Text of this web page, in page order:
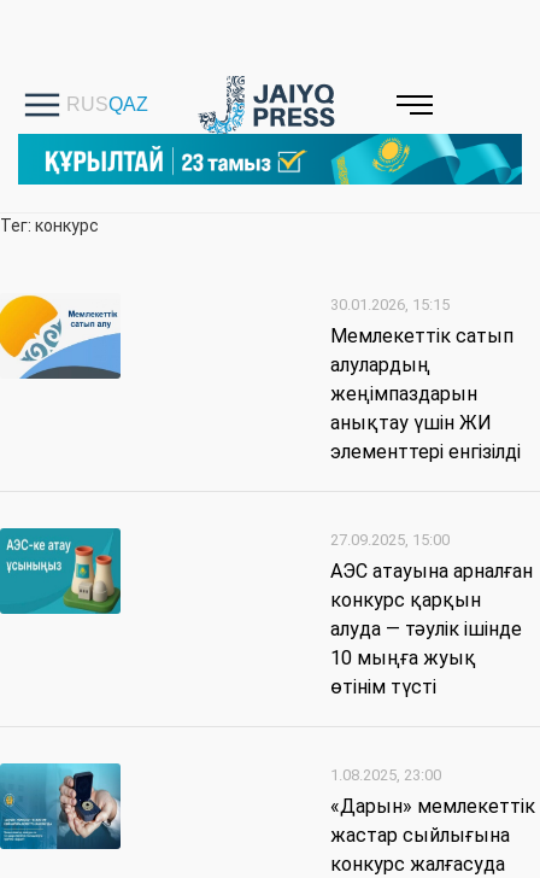
Тег: конкурс
30.01.2026, 15:15
Мемлекеттік сатып
алулардың
жеңімпаздарын
анықтау үшін ЖИ
элементтері енгізілді
27.09.2025, 15:00
АЭС атауына арналған
конкурс қарқын
алуда — тәулік ішінде
10 мыңға жуық
өтінім түсті
1.08.2025, 23:00
«Дарын» мемлекеттік
жастар сыйлығына
конкурс жалғасуда